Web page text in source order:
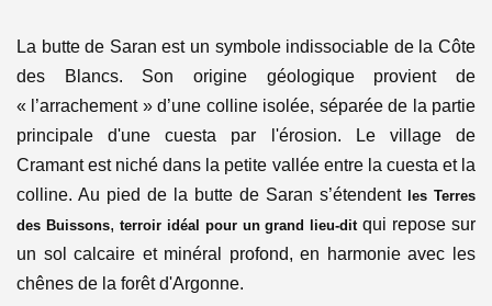
La butte de Saran est un symbole indissociable de la Côte
des Blancs. Son origine géologique provient de
« l’arrachement » d’une colline isolée, séparée de la partie
principale d'une cuesta par l'érosion. Le village de
Cramant est niché dans la petite vallée entre la cuesta et la
colline. Au pied de la butte de Saran s’étendent les Terres
des Buissons, terroir idéal pour un grand lieu-dit qui repose sur
un sol calcaire et minéral profond, en harmonie avec les
chênes de la forêt d'Argonne.